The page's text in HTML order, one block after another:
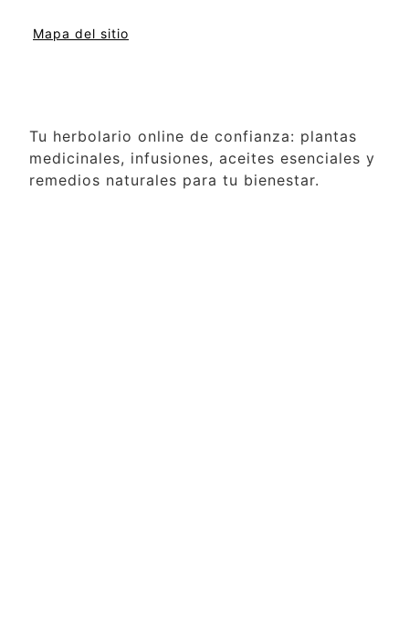
Mapa del sitio
Tu herbolario online de confianza: plantas
medicinales, infusiones, aceites esenciales y
remedios naturales para tu bienestar.